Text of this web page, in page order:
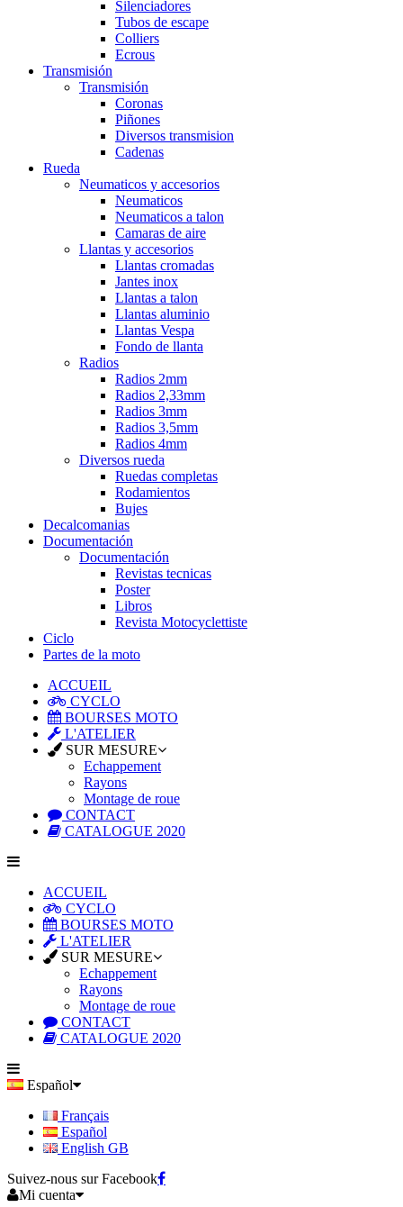
Silenciadores
Tubos de escape
Colliers
Ecrous
Transmisión
Transmisión
Coronas
Piñones
Diversos transmision
Cadenas
Rueda
Neumaticos y accesorios
Neumaticos
Neumaticos a talon
Camaras de aire
Llantas y accesorios
Llantas cromadas
Jantes inox
Llantas a talon
Llantas aluminio
Llantas Vespa
Fondo de llanta
Radios
Radios 2mm
Radios 2,33mm
Radios 3mm
Radios 3,5mm
Radios 4mm
Diversos rueda
Ruedas completas
Rodamientos
Bujes
Decalcomanias
Documentación
Documentación
Revistas tecnicas
Poster
Libros
Revista Motocyclettiste
Ciclo
Partes de la moto
ACCUEIL
CYCLO
BOURSES MOTO
L'ATELIER
SUR MESURE
Echappement
Rayons
Montage de roue
CONTACT
CATALOGUE 2020
ACCUEIL
CYCLO
BOURSES MOTO
L'ATELIER
SUR MESURE
Echappement
Rayons
Montage de roue
CONTACT
CATALOGUE 2020
Español
Français
Español
English GB
Suivez-nous sur Facebook
Mi cuenta